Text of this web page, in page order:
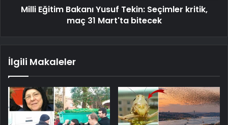
Milli Eğitim Bakanı Yusuf Tekin: Seçimler kritik,
maç 31 Mart'ta bitecek
İlgili Makaleler